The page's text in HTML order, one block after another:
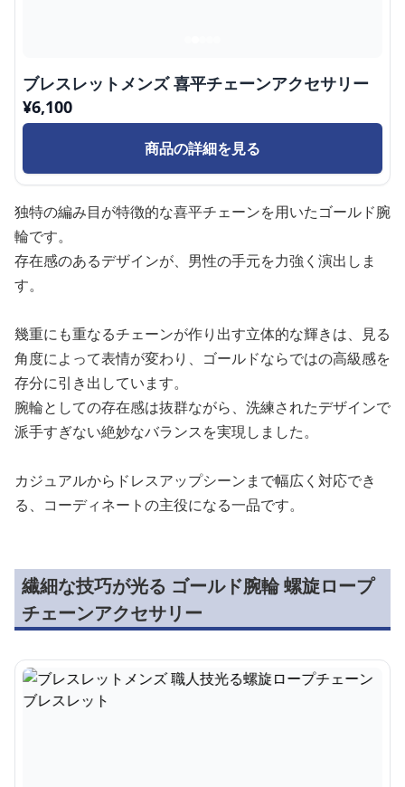
ブレスレットメンズ 喜平チェーンアクセサリー
¥6,100
商品の詳細を見る
独特の編み目が特徴的な喜平チェーンを用いたゴールド腕
輪です。
存在感のあるデザインが、男性の手元を力強く演出しま
す。
幾重にも重なるチェーンが作り出す立体的な輝きは、見る
角度によって表情が変わり、ゴールドならではの高級感を
存分に引き出しています。
腕輪としての存在感は抜群ながら、洗練されたデザインで
派手すぎない絶妙なバランスを実現しました。
カジュアルからドレスアップシーンまで幅広く対応でき
る、コーディネートの主役になる一品です。
繊細な技巧が光る ゴールド腕輪 螺旋ロープ
チェーンアクセサリー